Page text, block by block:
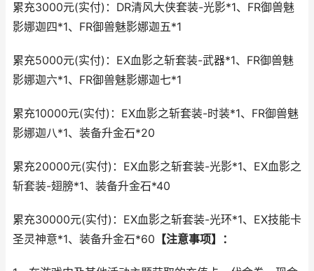
累充3000元(实付)：DR清风大侠套装-光影*1、FR御兽魅
影娜迦四*1、FR御兽魅影娜迦五*1
累充5000元(实付)：EX血影之斩套装-武器*1、FR御兽魅
影娜迦六*1、FR御兽魅影娜迦七*1
累充10000元(实付)：EX血影之斩套装-时装*1、FR御兽魅
影娜迦八*1、装备升金石*20
累充20000元(实付)：EX血影之斩套装-光影*1、EX血影之
斩套装-翅膀*1、装备升金石*40
累充30000元(实付)：EX血影之斩套装-光环*1、EX技能卡
圣灵神意*1、装备升金石*60 【注意事项】：